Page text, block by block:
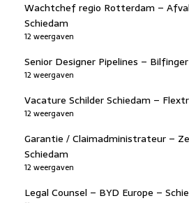
Wachtchef regio Rotterdam –
Schiedam
12 weergaven
Senior Designer Pipelines –
12 weergaven
Vacature Schilder Schiedam –
12 weergaven
Garantie / Claimadministrateur –
Schiedam
12 weergaven
Legal Counsel – BYD Europe –